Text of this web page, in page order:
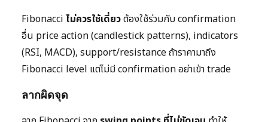
Fibonacci ไม่ควรใช้เดี่ยวต้องใช้ร่วมกับ confirmation
อื่น price action (candlestick patterns), indicators
(RSI, MACD), support/resistance ถ้าราคามาถึง
Fibonacci level แต่ไม่มี confirmation อย่าเข้า trade
ลากผิดจุด